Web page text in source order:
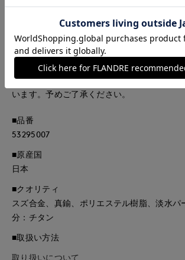
※ADER.bijouxでは、全ての商品に“墨入れ”
ております。
メッキ仕上げをした後にあえて墨をかけて1
る作業で、メタルが落ち着いた色味になり、
なお、拭き取りは手作業のため、墨の残り方
います。予めご了承ください。
■品番
53295007
■原産国
日本
■クオリティ
スズ合金、真鍮、ポリエステル樹脂、淡水パ
分：チタン
■取扱い方法
取り扱いについて